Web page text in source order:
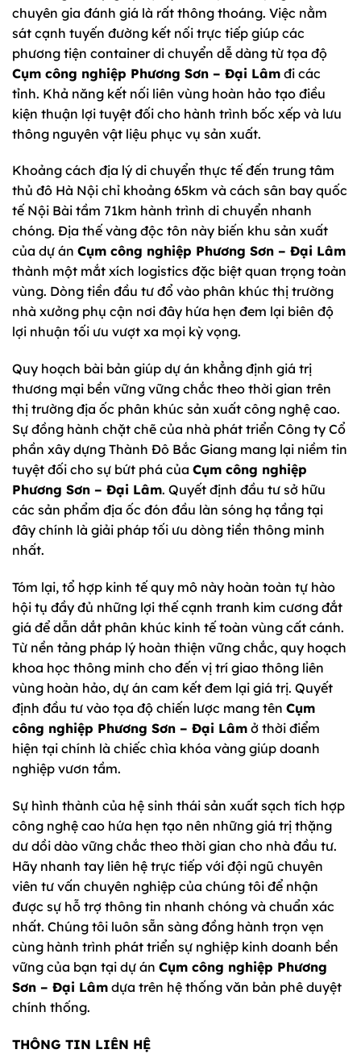
chuyên gia đánh giá là rất thông thoáng. Việc nằm
sát cạnh tuyến đường kết nối trực tiếp giúp các
phương tiện container di chuyển dễ dàng từ tọa độ
Cụm công nghiệp Phương Sơn – Đại Lâm đi các
tỉnh. Khả năng kết nối liên vùng hoàn hảo tạo điều
kiện thuận lợi tuyệt đối cho hành trình bốc xếp và lưu
thông nguyên vật liệu phục vụ sản xuất.
Khoảng cách địa lý di chuyển thực tế đến trung tâm
thủ đô Hà Nội chỉ khoảng 65km và cách sân bay quốc
tế Nội Bài tầm 71km hành trình di chuyển nhanh
chóng. Địa thế vàng độc tôn này biến khu sản xuất
của dự án Cụm công nghiệp Phương Sơn – Đại Lâm
thành một mắt xích logistics đặc biệt quan trọng toàn
vùng. Dòng tiền đầu tư đổ vào phân khúc thị trường
nhà xưởng phụ cận nơi đây hứa hẹn đem lại biên độ
lợi nhuận tối ưu vượt xa mọi kỳ vọng.
Quy hoạch bài bản giúp dự án khẳng định giá trị
thương mại bền vững vững chắc theo thời gian trên
thị trường địa ốc phân khúc sản xuất công nghệ cao.
Sự đồng hành chặt chẽ của nhà phát triển Công ty Cổ
phần xây dựng Thành Đô Bắc Giang mang lại niềm tin
tuyệt đối cho sự bứt phá của Cụm công nghiệp
Phương Sơn – Đại Lâm. Quyết định đầu tư sở hữu
các sản phẩm địa ốc đón đầu làn sóng hạ tầng tại
đây chính là giải pháp tối ưu dòng tiền thông minh
nhất.
Tóm lại, tổ hợp kinh tế quy mô này hoàn toàn tự hào
hội tụ đầy đủ những lợi thế cạnh tranh kim cương đắt
giá để dẫn dắt phân khúc kinh tế toàn vùng cất cánh.
Từ nền tảng pháp lý hoàn thiện vững chắc, quy hoạch
khoa học thông minh cho đến vị trí giao thông liên
vùng hoàn hảo, dự án cam kết đem lại giá trị. Quyết
định đầu tư vào tọa độ chiến lược mang tên Cụm
công nghiệp Phương Sơn – Đại Lâm ở thời điểm
hiện tại chính là chiếc chìa khóa vàng giúp doanh
nghiệp vươn tầm.
Sự hình thành của hệ sinh thái sản xuất sạch tích hợp
công nghệ cao hứa hẹn tạo nên những giá trị thặng
dư dồi dào vững chắc theo thời gian cho nhà đầu tư.
Hãy nhanh tay liên hệ trực tiếp với đội ngũ chuyên
viên tư vấn chuyên nghiệp của chúng tôi để nhận
được sự hỗ trợ thông tin nhanh chóng và chuẩn xác
nhất. Chúng tôi luôn sẵn sàng đồng hành trọn vẹn
cùng hành trình phát triển sự nghiệp kinh doanh bền
vững của bạn tại dự án Cụm công nghiệp Phương
Sơn – Đại Lâm dựa trên hệ thống văn bản phê duyệt
chính thống.
THÔNG TIN LIÊN HỆ